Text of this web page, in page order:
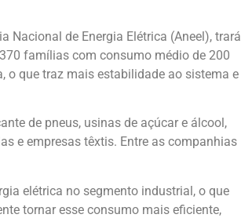
Nacional de Energia Elétrica (Aneel), trará
famílias com consumo médio de 200
o que traz mais estabilidade ao sistema e
de pneus, usinas de açúcar e álcool,
e empresas têxtis. Entre as companhias
elétrica no segmento industrial, o que
tornar esse consumo mais eficiente,